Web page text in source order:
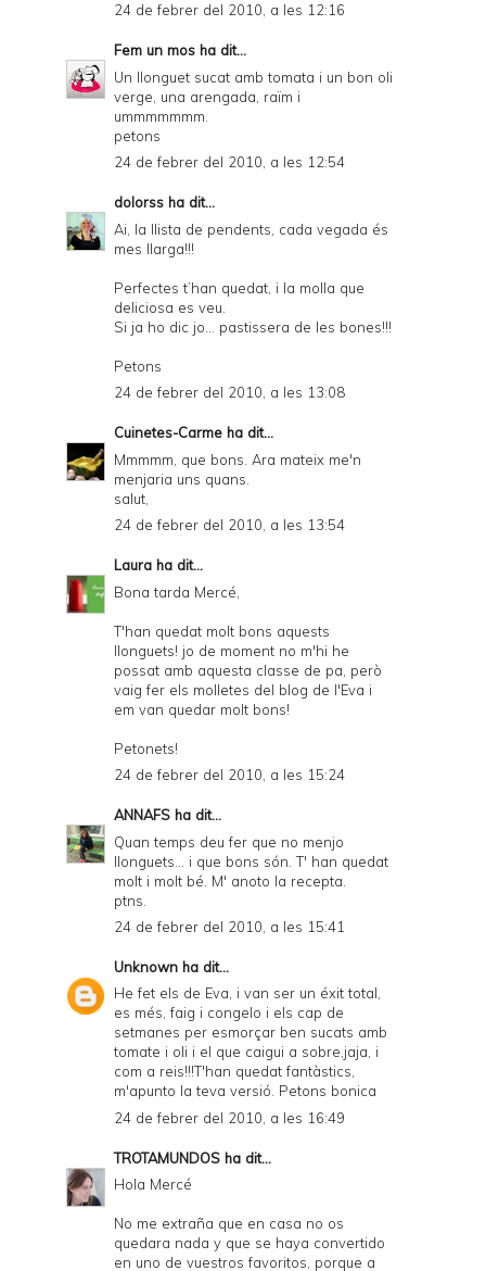
24 de febrer del 2010, a les 12:16
Fem un mos ha dit...
Un llonguet sucat amb tomata i un bon oli
verge, una arengada, raïm i
ummmmmmm.
petons
24 de febrer del 2010, a les 12:54
dolorss ha dit...
Ai, la llista de pendents, cada vegada és
mes llarga!!!
Perfectes t’han quedat, i la molla que
deliciosa es veu.
Si ja ho dic jo... pastissera de les bones!!!
Petons
24 de febrer del 2010, a les 13:08
Cuinetes-Carme ha dit...
Mmmmm, que bons. Ara mateix me'n
menjaria uns quans.
salut,
24 de febrer del 2010, a les 13:54
Laura ha dit...
Bona tarda Mercé,
T'han quedat molt bons aquests
llonguets! jo de moment no m'hi he
possat amb aquesta classe de pa, però
vaig fer els molletes del blog de l'Eva i
em van quedar molt bons!
Petonets!
24 de febrer del 2010, a les 15:24
ANNAFS ha dit...
Quan temps deu fer que no menjo
llonguets... i que bons són. T' han quedat
molt i molt bé. M' anoto la recepta.
ptns.
24 de febrer del 2010, a les 15:41
Unknown ha dit...
He fet els de Eva, i van ser un éxit total,
es més, faig i congelo i els cap de
setmanes per esmorçar ben sucats amb
tomate i oli i el que caigui a sobre,jaja, i
com a reis!!!T'han quedat fantàstics,
m'apunto la teva versió. Petons bonica
24 de febrer del 2010, a les 16:49
TROTAMUNDOS ha dit...
Hola Mercé
No me extraña que en casa no os
quedara nada y que se haya convertido
en uno de vuestros favoritos, porque a